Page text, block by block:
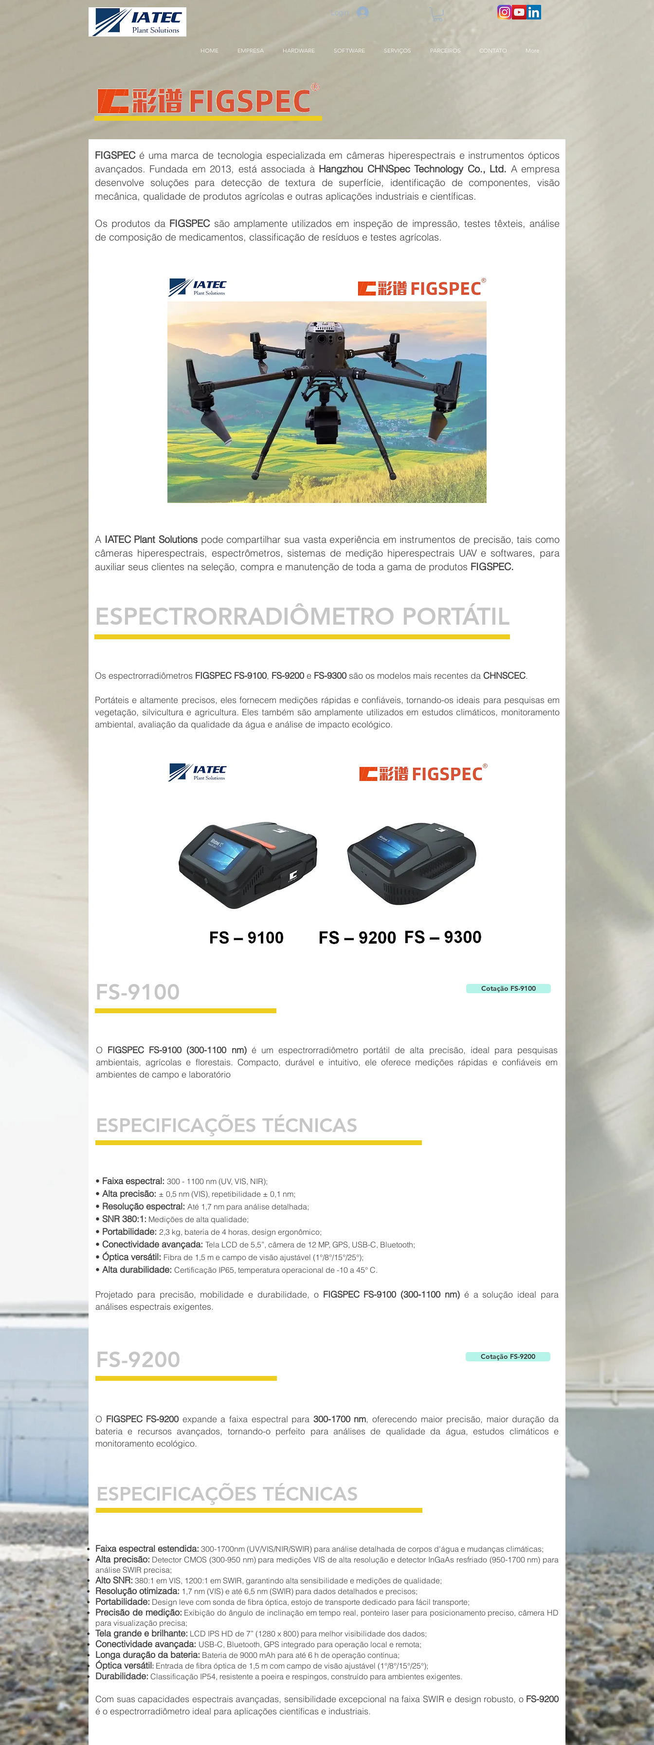
Login
HOME EMPRESA HARDWARE SOFTWARE SERVIÇOS PARCEIROS CONTATO More
FIGSPECé uma marca de tecnologia especializada em câmeras hiperespectrais e instrumentos ópticos
avançados. Fundada em 2013, está associada à Hangzhou CHNSpec Technology Co., Ltd. A empresa
desenvolve soluções para detecção de textura de superfície, identificação de componentes, visão
mecânica, qualidade de produtos agrícolas e outras aplicações industriais e científicas.
Os produtos da FIGSPECsão amplamente utilizados em inspeção de impressão, testes têxteis, análise
de composição de medicamentos, classificação de resíduos e testes agrícolas.
A IATEC Plant Solutions pode compartilhar sua vasta experiência em instrumentos de precisão, tais como
câmeras hiperespectrais, espectrômetros, sistemas de medição hiperespectrais UAV e softwares, para
auxiliar seus clientes na seleção, compra e manutenção de toda a gama de produtos FIGSPEC.
ESPECTRORRADIÔMETRO PORTÁTIL
Os espectrorradiômetros FIGSPEC FS-9100, FS-9200 e FS-9300 são os modelos mais recentes da CHNSCEC.
Portáteis e altamente precisos, eles fornecem medições rápidas e confiáveis, tornando-os ideais para pesquisas em
vegetação, silvicultura e agricultura. Eles também são amplamente utilizados em estudos climáticos, monitoramento
ambiental, avaliação da qualidade da água e análise de impacto ecológico.
FS-9100 Cotação FS-9100
O FIGSPEC FS-9100 (300-1100 nm)é um espectrorradiômetro portátil de alta precisão, ideal para pesquisas
ambientais, agrícolas e florestais. Compacto, durável e intuitivo, ele oferece medições rápidas e confiáveis ​​em
ambientes de campo e laboratório
ESPECIFICAÇÕES TÉCNICAS
• Faixa espectral: 300 - 1100 nm (UV, VIS, NIR);
• Alta precisão: ± 0,5 nm (VIS), repetibilidade ± 0,1 nm;
• Resolução espectral: Até 1,7 nm para análise detalhada;
• SNR 380:1: Medições de alta qualidade;
• Portabilidade: 2,3 kg, bateria de 4 horas, design ergonômico;
• Conectividade avançada: Tela LCD de 5,5”, câmera de 12 MP, GPS, USB-C, Bluetooth;
• Óptica versátil: Fibra de 1,5 m e campo de visão ajustável (1°/8°/15°/25°);
• Alta durabilidade: Certificação IP65, temperatura operacional de -10 a 45° C.
Projetado para precisão, mobilidade e durabilidade, o FIGSPEC FS-9100 (300-1100 nm) é a solução ideal para
análises espectrais exigentes.
FS-9200 Cotação FS-9200
O FIGSPEC FS-9200 expande a faixa espectral para 300-1700 nm, oferecendo maior precisão, maior duração da
bateria e recursos avançados, tornando-o perfeito para análises de qualidade da água, estudos climáticos e
monitoramento ecológico.
ESPECIFICAÇÕES TÉCNICAS
Faixa espectral estendida: 300-1700nm (UV/VIS/NIR/SWIR) para análise detalhada de corpos d'água e mudanças climáticas;
Alta precisão: Detector CMOS (300-950 nm) para medições VIS de alta resolução e detector InGaAs resfriado (950-1700 nm) para
análise SWIR precisa;
Alto SNR: 380:1 em VIS, 1200:1 em SWIR, garantindo alta sensibilidade e medições de qualidade;
Resolução otimizada: 1,7 nm (VIS) e até 6,5 nm (SWIR) para dados detalhados e precisos;
Portabilidade: Design leve com sonda de fibra óptica, estojo de transporte dedicado para fácil transporte;
Precisão de medição: Exibição do ângulo de inclinação em tempo real, ponteiro laser para posicionamento preciso, câmera HD
para visualização precisa;
Tela grande e brilhante: LCD IPS HD de 7” (1280 x 800) para melhor visibilidade dos dados;
Conectividade avançada: USB-C, Bluetooth, GPS integrado para operação local e remota;
Longa duração da bateria: Bateria de 9000 mAh para até 6 h de operação contínua;
Óptica versátil: Entrada de fibra óptica de 1,5 m com campo de visão ajustável (1°/8°/15°/25°);
Durabilidade: Classificação IP54, resistente a poeira e respingos, construído para ambientes exigentes.
Com suas capacidades espectrais avançadas, sensibilidade excepcional na faixa SWIR e design robusto, o FS-9200
é o espectrorradiômetro ideal para aplicações científicas e industriais.